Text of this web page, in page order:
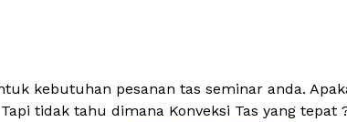
kebutuhan pesanan tas seminar anda.
tidak tahu dimana Konveksi Tas yang tepat